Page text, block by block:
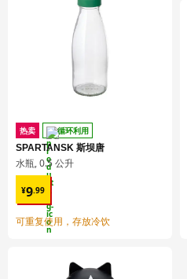
热卖
循环利用
SPARTANSK 斯坝唐
水瓶, 0.5 公升
¥9.99
¥ 9.99
可重复使用，存放冷饮